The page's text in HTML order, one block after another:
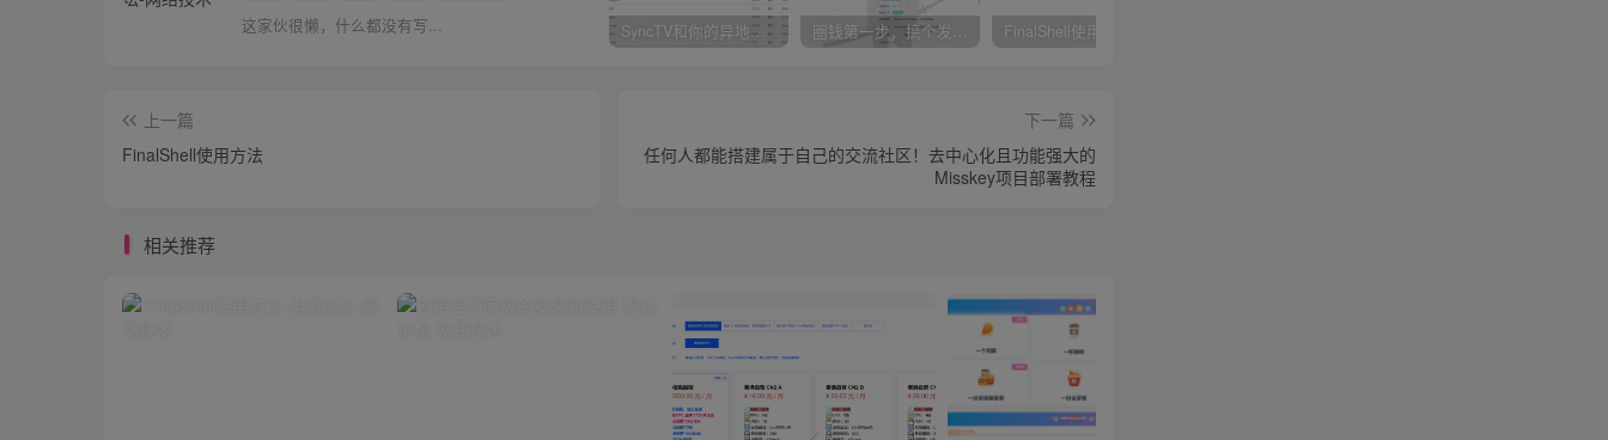
这家伙很懒，什么都没有写... SyncTV和你的异地恋小女友看小视频的系统 圈钱第一步，搞个发卡平台 FinalShell使用方法
上一篇
FinalShell使用方法
下一篇
任何人都能搭建属于自己的交流社区！去中心化且功能强大的
Misskey项目部署教程
相关推荐